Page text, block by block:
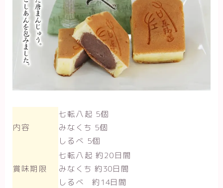
内容
七転八起 5個
みなくち 5個
しるべ 5個
賞味期限
七転八起 約20日間
みなくち 約30日間
しるべ 約14日間